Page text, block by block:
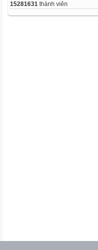
15281631 thành viên